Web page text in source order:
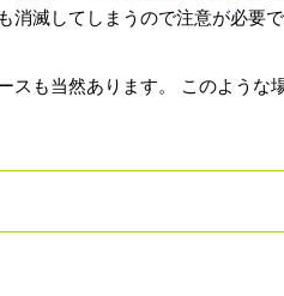
滅してしまうので注意が必要で
も当然あります。 このような場